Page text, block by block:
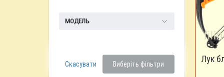
МОДЕЛЬ
Скасувати Виберіть фільтри Лук